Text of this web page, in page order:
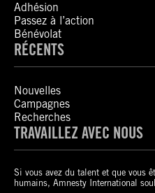
Adhésion
Passez à l’action
Bénévolat
RÉCENTS
Nouvelles
Campagnes
Recherches
TRAVAILLEZ AVEC NOUS
Si vous avez du talent et que vous
humains, Amnesty International